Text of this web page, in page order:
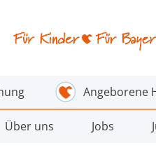
Angeborene
Über uns Jobs